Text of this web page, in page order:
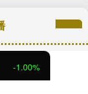
-0.73%